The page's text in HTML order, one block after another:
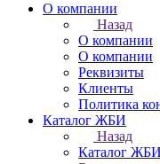
О компании
Назад
О компании
О компании
Реквизиты
Клиенты
Политика
Каталог ЖБИ
Назад
Каталог ЖБИ